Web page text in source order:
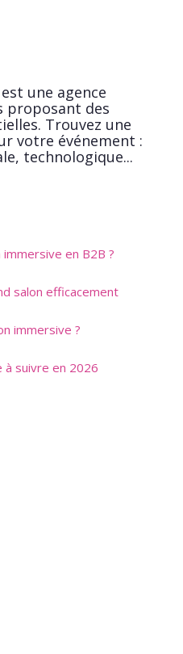
une agence
proposant des
Trouvez une
votre événement :
technologique...
en B2B ?
salon efficacement
immersive ?
à suivre en 2026